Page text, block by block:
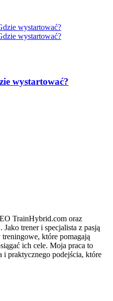
wystartować?
TrainHybrid.com oraz
trener i specjalista z pasją
które pomagają
ich cele. Moja praca to
i praktycznego podejścia, które